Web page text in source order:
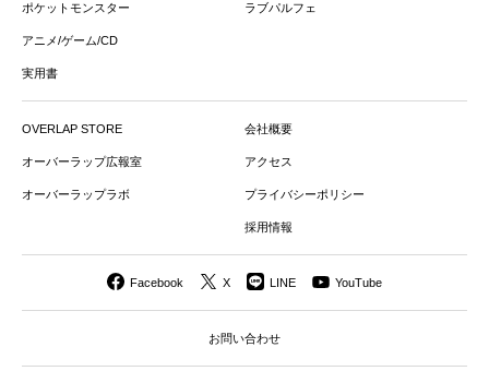
ポケットモンスター
アニメ/ゲーム/CD
実用書
ラブパルフェ
OVERLAP STORE
オーバーラップ広報室
オーバーラップラボ
会社概要
アクセス
プライバシーポリシー
採用情報
Facebook X LINE YouTube
お問い合わせ